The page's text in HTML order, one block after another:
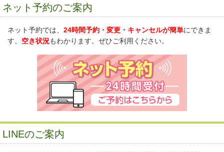
ネット予約のご案内
ネット予約では、 24時間予約・変更・キャンセルが簡単にできま
す。 空き状況もわかります。ぜひご利用ください。
LINEのご案内